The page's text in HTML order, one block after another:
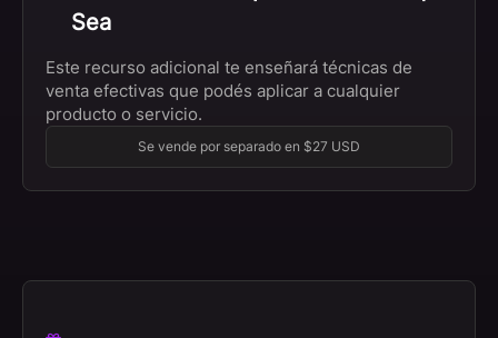
Sea
Este recurso adicional te enseñará técnicas de
venta efectivas que podés aplicar a cualquier
producto o servicio.
Se vende por separado en $27 USD